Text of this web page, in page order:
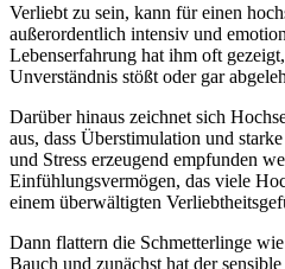
Verliebt zu sein, kann für einen
außerordentlich intensiv und
Lebenserfahrung hat ihm oft
Unverständnis stößt oder gar
Darüber hinaus zeichnet sich
aus, dass Überstimulation und
und Stress erzeugend empfunden
Einfühlungsvermögen, das viele
einem überwältigten
Dann flattern die Schmetterlinge
Bauch und zunächst hat der